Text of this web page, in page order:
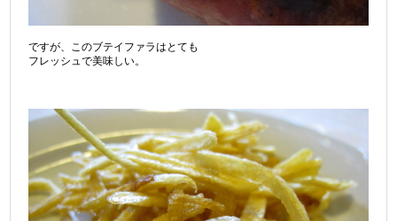
ですが、このブテイファラはとても
フレッシュで美味しい。